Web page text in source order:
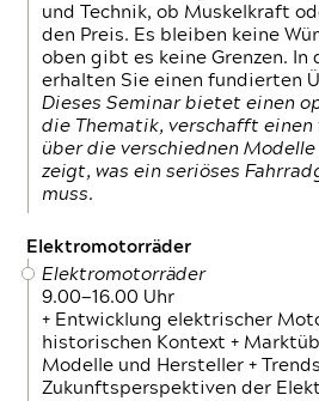
und Technik, ob Muskelkraft
den Preis. Es bleiben keine
oben gibt es keine Grenzen.
erhalten Sie einen fundierten
Dieses Seminar bietet einen
die Thematik, verschafft
über die verschiednen Modelle
zeigt, was ein seriöses
muss.
Elektromotorräder
Elektromotorräder
9.00—16.00 Uhr
+ Entwicklung elektrischer
historischen Kontext +
Modelle und Hersteller +
Zukunftsperspektiven der